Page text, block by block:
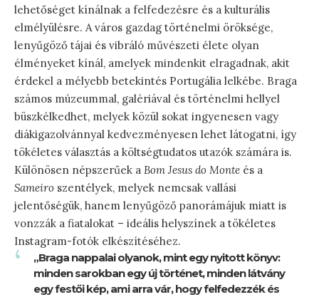
lehetőséget kínálnak a felfedezésre és a kulturális
elmélyülésre. A város gazdag történelmi öröksége,
lenyűgöző tájai és vibráló művészeti élete olyan
élményeket kínál, amelyek mindenkit elragadnak, akit
érdekel a mélyebb betekintés Portugália lelkébe. Braga
számos múzeummal, galériával és történelmi hellyel
büszkélkedhet, melyek közül sokat ingyenesen vagy
diákigazolvánnyal kedvezményesen lehet látogatni, így
tökéletes választás a költségtudatos utazók számára is.
Különösen népszerűek a Bom Jesus do Monte és a
Sameiro szentélyek, melyek nemcsak vallási
jelentőségük, hanem lenyűgöző panorámájuk miatt is
vonzzák a fiatalokat – ideális helyszínek a tökéletes
Instagram-fotók elkészítéséhez.
„Braga nappalai olyanok, mint egy nyitott könyv:
minden sarokban egy új történet, minden látvány
egy festői kép, ami arra vár, hogy felfedezzék és